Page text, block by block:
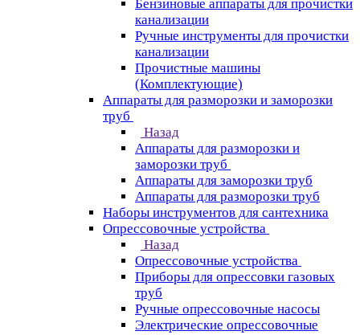
Бензиновые аппараты для прочистки
канализации
Ручные инструменты для прочистки
канализации
Прочистные машины
(Комплектующие)
Аппараты для разморозки и заморозки
труб
Назад
Аппараты для разморозки и
заморозки труб
Аппараты для заморозки труб
Аппараты для разморозки труб
Наборы инструментов для сантехника
Опрессовочные устройства
Назад
Опрессовочные устройства
Приборы для опрессовки газовых
труб
Ручные опрессовочные насосы
Электрические опрессовочные